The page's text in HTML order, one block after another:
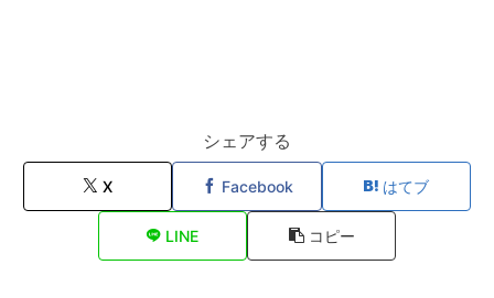
シェアする
X Facebook はてブ
LINE コピー